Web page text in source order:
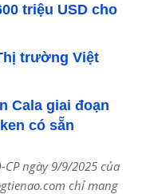
triệu USD cho
trường Việt
Cala giai đoạn
có sẵn
ngày 9/9/2025 của
chỉ mang